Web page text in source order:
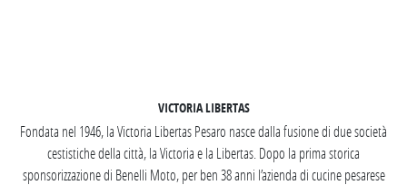
VICTORIA LIBERTAS
Fondata nel 1946, la Victoria Libertas Pesaro nasce dalla fusione di due società
cestistiche della città, la Victoria e la Libertas. Dopo la prima storica
sponsorizzazione di Benelli Moto, per ben 38 anni l’azienda di cucine pesarese